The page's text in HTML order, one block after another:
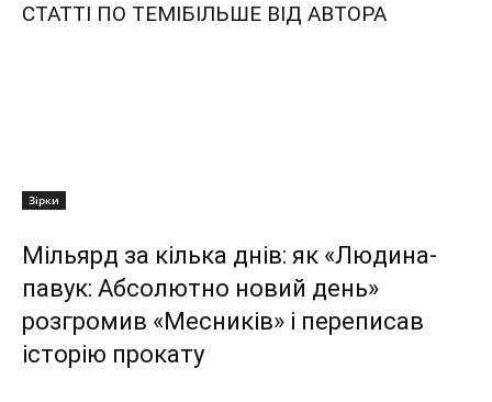
СТАТТІ ПО ТЕМІБІЛЬШЕ ВІД АВТОРА
Зірки
Мільярд за кілька днів: як «Людина-
павук: Абсолютно новий день»
розгромив «Месників» і переписав
історію прокату